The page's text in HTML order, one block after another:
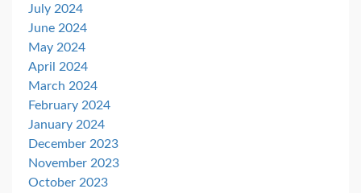
July 2024
June 2024
May 2024
April 2024
March 2024
February 2024
January 2024
December 2023
November 2023
October 2023